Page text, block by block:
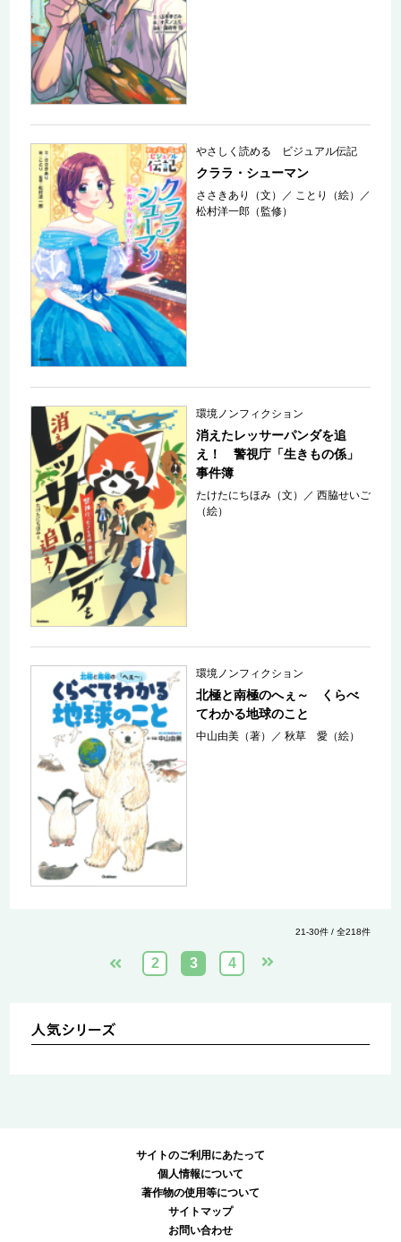
やさしく読める ビジュアル伝記
クララ・シューマン
ささきあり（文） ／ ことり（絵）
／
松村洋一郎（監修）
環境ノンフィクション
消えたレッサーパンダを追
え！ 警視庁「生きもの係」
事件簿
たけたにちほみ（文） ／西脇せいご
（絵）
環境ノンフィクション
北極と南極のへぇ～ くらべ
てわかる地球のこと
中山由美（著） ／秋草 愛（絵）
21-30件 / 全218件
2 3 4
サイトのご利用にあたって
個人情報について
著作物の使用等について
サイトマップ
お問い合わせ